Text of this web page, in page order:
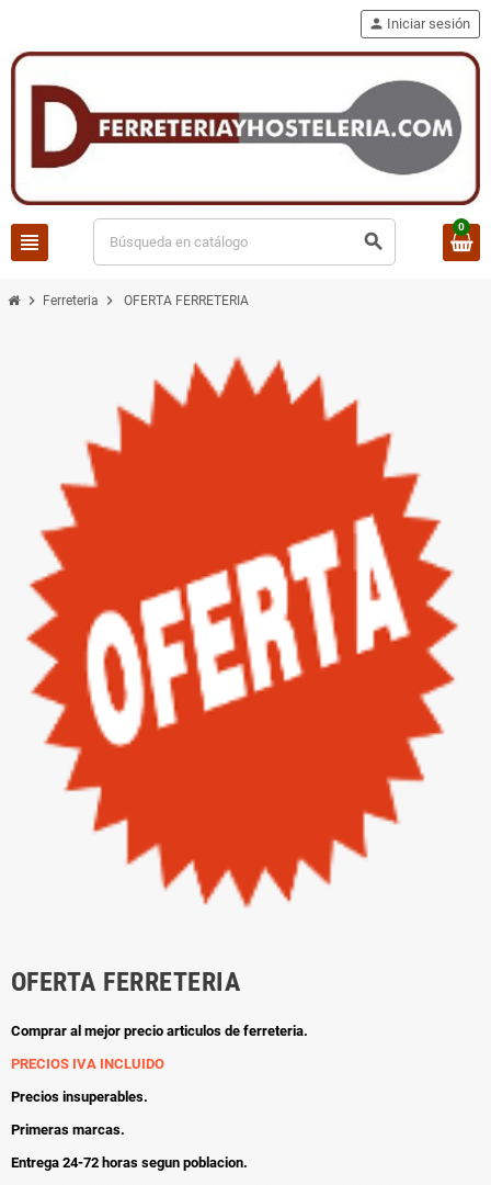
view_headline search
person Iniciar sesión
0
chevron_right Ferreteria chevron_right OFERTA FERRETERIA
OFERTA FERRETERIA
Comprar al mejor precio articulos de ferreteria.
PRECIOS IVA INCLUIDO
Precios insuperables.
Primeras marcas.
Entrega 24-72 horas segun poblacion.